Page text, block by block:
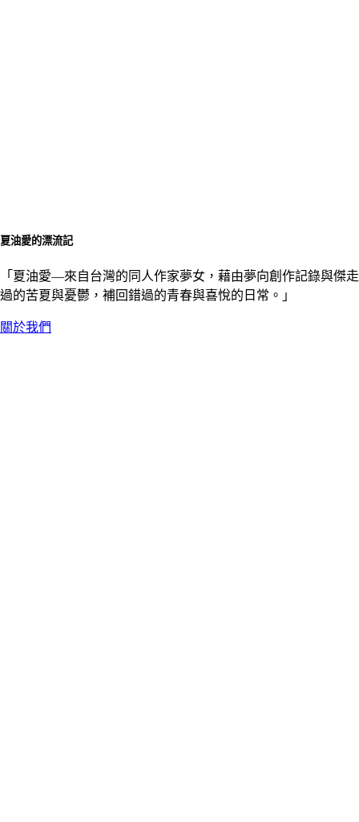
夏油愛的漂流記
「夏油愛––來自台灣的同人作家夢女，藉由夢向創作記錄與傑走
過的苦夏與憂鬱，補回錯過的青春與喜悅的日常。」
關於我們